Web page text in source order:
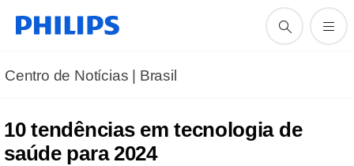
Centro de Notícias | Brasil
10 tendências em tecnologia de
saúde para 2024